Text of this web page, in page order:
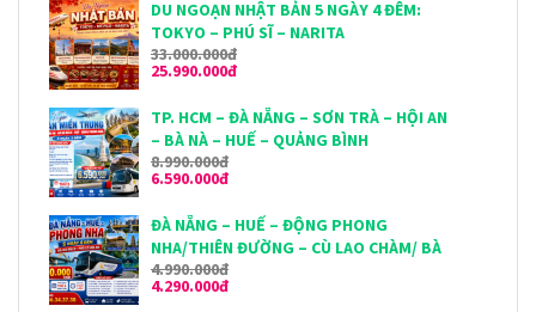
DU NGOẠN NHẬT BẢN 5 NGÀY 4 ĐÊM:
TOKYO – PHÚ SĨ – NARITA
33.000.000đ
25.990.000đ
TP. HCM – ĐÀ NẴNG – SƠN TRÀ – HỘI AN
– BÀ NÀ – HUẾ – QUẢNG BÌNH
8.990.000đ
6.590.000đ
ĐÀ NẴNG – HUẾ – ĐỘNG PHONG
NHA/THIÊN ĐƯỜNG – CÙ LAO CHÀM/ BÀ
NÀ
4.990.000đ
4.290.000đ